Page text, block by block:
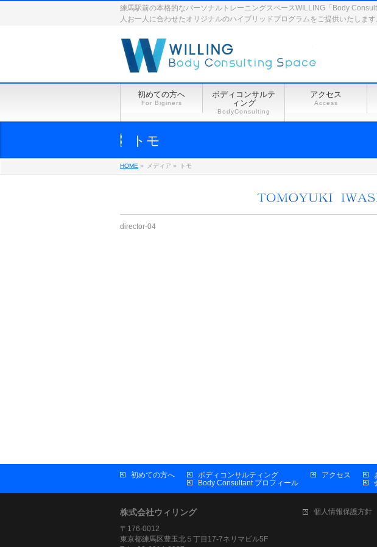
練馬駅前の本格的なパーソナルトレーニングスペースWILLING「Body
人お一人に合わせたオリジナルのハイブリッドプログラムをご提供いたします
初めての方へ
For Biginers
ボディコンサルテ
ィング
BodyConsulting
アクセス
Access
トモ
HOME » メディア » トモ
director-04
初めての方へ
ボディコンサルティング
Body Consultant プロフィール
アクセス
株式会社ウィリング
〒176-0012
東京都練馬区豊玉北５丁目17-7ネリマビル5F
個人情報保護方針